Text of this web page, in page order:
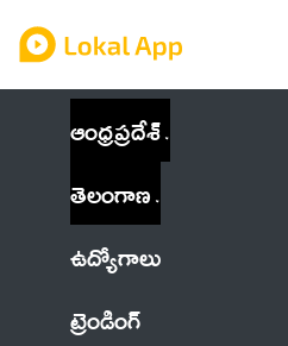
ఆంధ్రప్రదేశ్
తెలంగాణ
ఉద్యోగాలు
ట్రెండింగ్